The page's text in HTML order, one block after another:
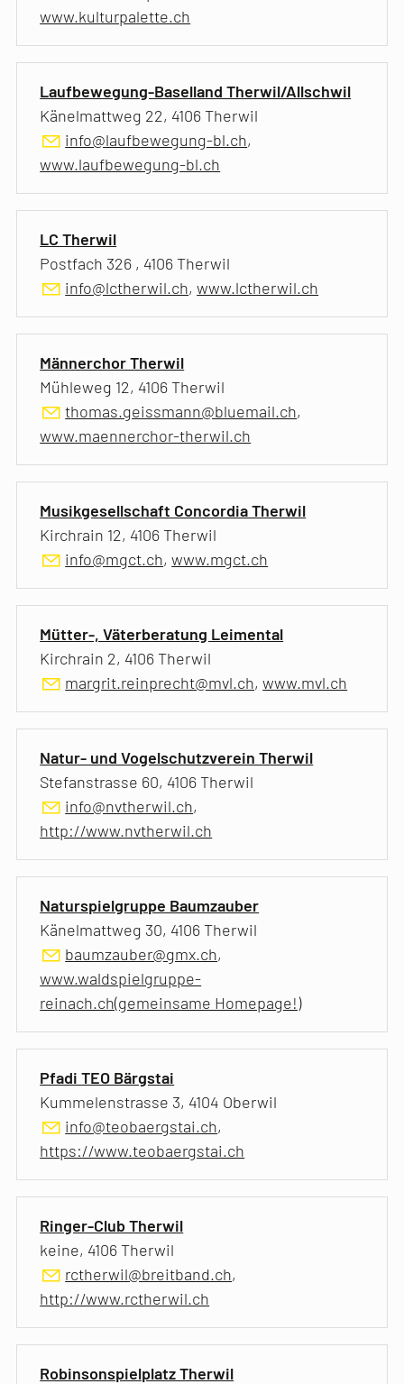
www.kulturpalette.ch
Laufbewegung-Baselland Therwil/Allschwil
Känelmattweg 22, 4106 Therwil
info@laufbewegung-bl.ch,
www.laufbewegung-bl.ch
LC Therwil
Postfach 326 , 4106 Therwil
info@lctherwil.ch,www.lctherwil.ch
Männerchor Therwil
Mühleweg 12, 4106 Therwil
thomas.geissmann@bluemail.ch,
www.maennerchor-therwil.ch
Musikgesellschaft Concordia Therwil
Kirchrain 12, 4106 Therwil
info@mgct.ch,www.mgct.ch
Mütter-, Väterberatung Leimental
Kirchrain 2, 4106 Therwil
margrit.reinprecht@mvl.ch,www.mvl.ch
Natur- und Vogelschutzverein Therwil
Stefanstrasse 60, 4106 Therwil
info@nvtherwil.ch,
http://www.nvtherwil.ch
Naturspielgruppe Baumzauber
Känelmattweg 30, 4106 Therwil
baumzauber@gmx.ch,
www.waldspielgruppe-
reinach.ch(gemeinsame Homepage!)
Pfadi TEO Bärgstai
Kummelenstrasse 3, 4104 Oberwil
info@teobaergstai.ch,
https://www.teobaergstai.ch
Ringer-Club Therwil
keine, 4106 Therwil
rctherwil@breitband.ch,
http://www.rctherwil.ch
Robinsonspielplatz Therwil